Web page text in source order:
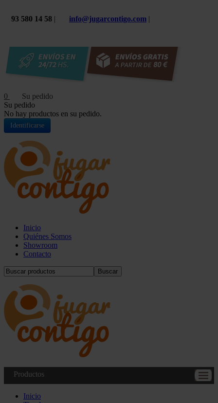
93 580 14 58 | info@jugarcontigo.com |
0
Su pedido
No hay productos en su pedido.
Identificarse
Inicio
Quiénes Somos
Showroom
Contacto
Buscar
Productos
Inicio